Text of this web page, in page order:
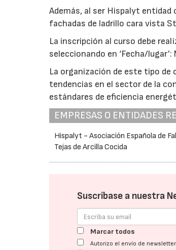
Además, al ser Hispalyt entidad
fachadas de ladrillo cara vista
La inscripción al curso debe
seleccionando en ‘Fecha/
La organización de este tipo
tendencias en el sector de la
estándares de eficiencia
EMPRESAS O ENTIDADES
Hispalyt - Asociación Española de
Tejas de Arcilla Cocida
Suscríbase a nuestra
Marcar todos
Autorizo el envío de